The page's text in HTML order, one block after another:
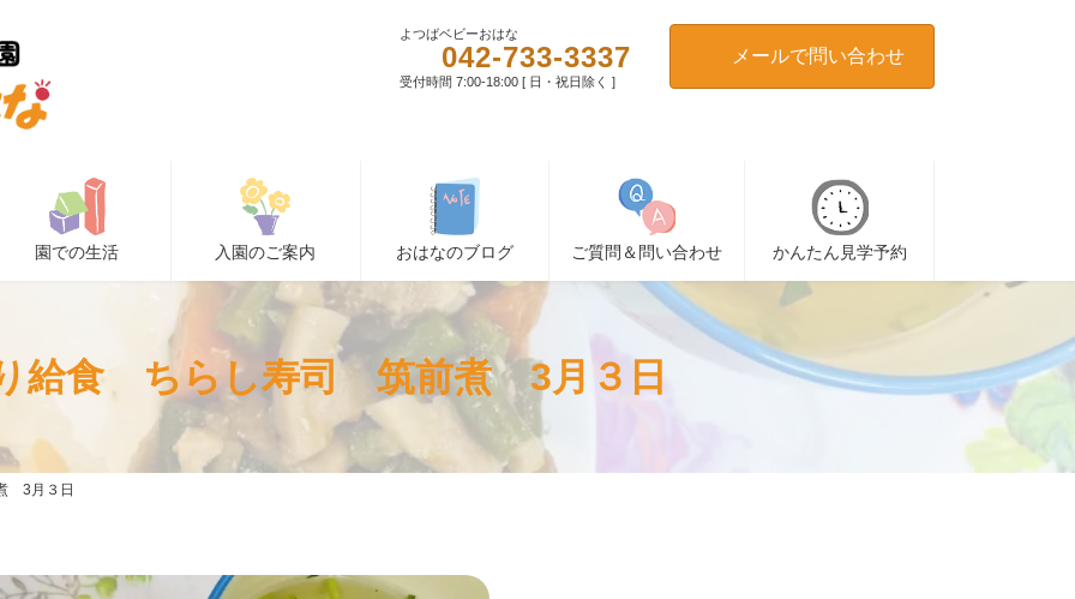
よつばベビーおはな
042-733-3337
受付時間 7:00-18:00 [ 日・祝日除く ]
メールで問い合わせ
園での生活 入園のご案内 おはなのブログ ご質問＆問い合わせ かんたん見学予約
給食 ちらし寿司 筑前煮 3月３日
3月３日